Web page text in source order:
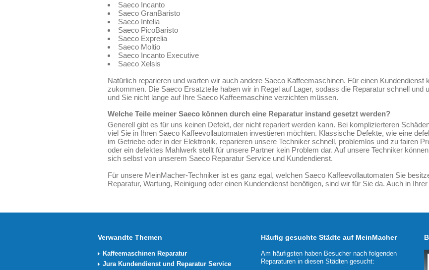
Saeco Incanto
Saeco GranBaristo
Saeco Intelia
Saeco PicoBaristo
Saeco Exprelia
Saeco Moltio
Saeco Incanto Executive
Saeco Xelsis
Natürlich reparieren und warten wir auch andere Saeco Kaffeemaschinen. Für einen Kundendienst
zukommen. Die Saeco Ersatzteile haben wir in Regel auf Lager, sodass die Reparatur schnell und
und Sie nicht lange auf Ihre Saeco Kaffeemaschine verzichten müssen.
Welche Teile meiner Saeco können durch eine Reparatur instand gesetzt werden?
Generell gibt es für uns keinen Defekt, der nicht repariert werden kann. Bei komplizierteren
viel Sie in Ihren Saeco Kaffeevollautomaten investieren möchten. Klassische Defekte, wie eine
im Getriebe oder in der Elektronik, reparieren unsere Techniker schnell, problemlos und zu fairen
oder ein defektes Mahlwerk stellt für unsere Partner kein Problem dar. Auf unsere Techniker
sich selbst von unserem Saeco Reparatur Service und Kundendienst.
Für unsere MeinMacher-Techniker ist es ganz egal, welchen Saeco Kaffeevollautomaten Sie
Reparatur, Wartung, Reinigung oder einen Kundendienst benötigen, sind wir für Sie da. Auch in
Verwandte Themen
Kaffeemaschinen Reparatur
Jura Kundendienst und Reparatur Service
Häufig gesuchte Städte auf MeinMacher
Am häufigsten haben Besucher nach folgenden
Reparaturen in diesen Städten gesucht: